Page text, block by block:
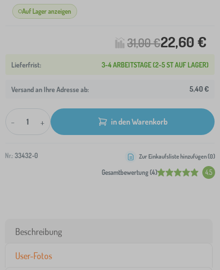
Auf Lager anzeigen
31,00 €22,60 €
3-4 ARBEITSTAGE (2-5 ST AUF LAGER)
Versand an Ihre Adresse ab: 5,40 €
- + in den Warenkorb
Nr.: 33432-0
Gesamtbewertung (4) 4.5
Zur Einkaufsliste hinzufügen (0)
Beschreibung
User-Fotos